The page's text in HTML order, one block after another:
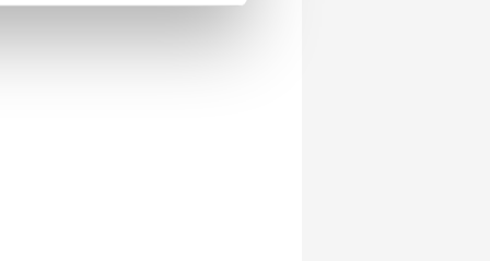
kullanılmaktadır. Bu
sunulması
ve sizlere yönelik
detaylı bilgi için Ayarlar
ve sitemizde ilgili